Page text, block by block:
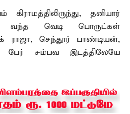
கிராமத்திலிருந்து, தனியார்
வந்த வெடி பொருட்கள்
ராஜா, செந்தூர் பாண்டியன்,
சம்பவ இடத்திலேயே